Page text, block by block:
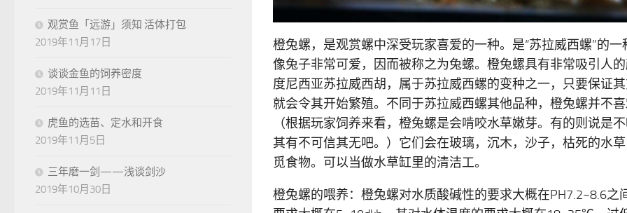
橙兔螺，是观赏螺中深受玩家喜爱的一种。是“苏拉威西螺”的
像兔子非常可爱，因而被称之为兔螺。橙兔螺具有非常吸引人
度尼西亚苏拉威西胡，属于苏拉威西螺的变种之一，只要保证
就会令其开始繁殖。不同于苏拉威西螺其他品种，橙兔螺并不
（根据玩家饲养来看，橙兔螺是会啃咬水草嫩芽。有的则说是
其有不可信其无吧。）它们会在玻璃，沉木，沙子，枯死的水
觅食物。可以当做水草缸里的清洁工。
橙兔螺的喂养：橙兔螺对水质酸碱性的要求大概在PH7.2~8.6之
观赏鱼「远游」须知 活体打包
2019年11月17日
谈谈金鱼的饲养密度
2019年11月11日
虎鱼的选苗、定水和开食
2019年11月5日
三年磨一剑——浅谈剑沙
2019年10月30日